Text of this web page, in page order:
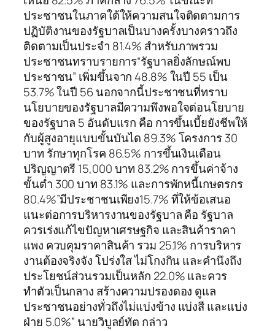
ประชาชนในภาคใต้ให้ความสนใจติดตามการ
ปฏิบัติงานของรัฐบาลเป็นบางครั้งบางคราวถึง
ติดตามเป็นประจำ 81.4% สำหรับภาพรวม
ประชาชนทราบรายการ“รัฐบาลยิ่งลักษณ์พบ
ประชาชน” เพิ่มขึ้นจาก 48.8% ในปี 55 เป็น
53.7% ในปี 56 นอกจากนี้ประชาชนที่ทราบ
นโยบายของรัฐบาลมีความพึงพอใจต่อนโยบาย
ของรัฐบาล 5 อันดับแรก คือ การขึ้นเบี้ยยังชีพให้
กับผู้สูงอายุแบบขั้นบันได 89.3% โครงการ 30
บาท รักษาทุกโรค 86.5% การขึ้นเงินเดือน
ปริญญาตรี 15,000 บาท 83.2% การขึ้นค่าจ้าง
ขั้นต่ำ 300 บาท 83.1% และการพักหนี้เกษตรกร
80.4%”มีประชาชนเพียง15.7% ที่ให้ข้อเสนอ
แนะต่อการบริหารงานของรัฐบาล คือ รัฐบาล
ควรเร่งแก้ไขปัญหาเศรษฐกิจ และสินค้าราคา
แพง ควบคุมราคาสินค้า รวม 25.1% การบริหาร
งานต้องจริงจัง โปร่งใส ไม่โกงกิน และคำนึงถึง
ประโยชน์ส่วนรวมเป็นหลัก 22.0% และควร
ทำตัวเป็นกลาง สร้างความปรองดอง ดูแล
ประชาชนอย่างทั่วถึงไม่แบ่งข้าง แบ่งสี และแบ่ง
ฝ่าย 5.0%” นายวิบูลย์ทัต กล่าว